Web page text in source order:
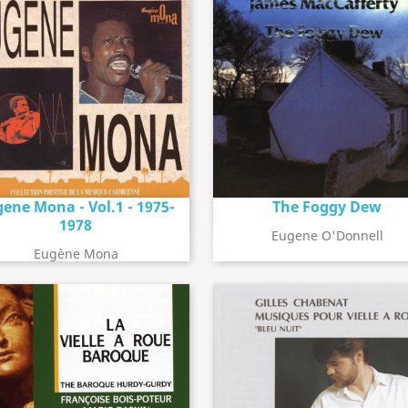
Mona - Vol.1 - 1975-
1978
Eugène Mona
searchDétail de l'album The Foggy Dew
Eugene O'Donnell
searchDétail de l'album